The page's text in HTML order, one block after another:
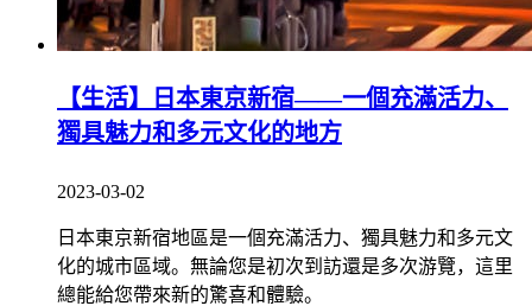
【生活】日本東京新宿——一個充滿活力、
獨具魅力和多元文化的地方
2023-03-02
日本東京新宿地區是一個充滿活力、獨具魅力和多元文
化的城市區域。無論您是初次到訪還是多次游覽，這里
總能給您帶來新的驚喜和體驗。